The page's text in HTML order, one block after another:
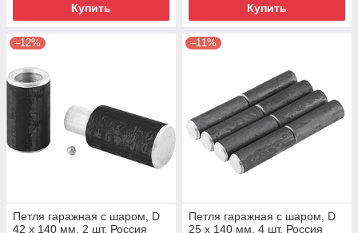
Купить Купить
–12%
Петля гаражная с шаром, D
42 x 140 мм, 2 шт, Россия
–11%
Петля гаражная с шаром, D
25 x 140 мм, 4 шт, Россия